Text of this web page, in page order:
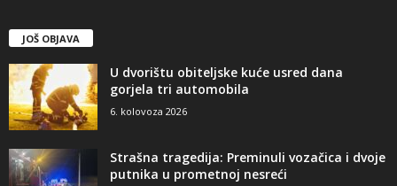
JOŠ OBJAVA
U dvorištu obiteljske kuće usred dana
gorjela tri automobila
6. kolovoza 2026
Strašna tragedija: Preminuli vozačica i dvoje
putnika u prometnoj nesreći